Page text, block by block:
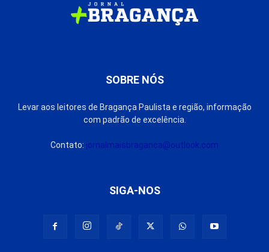
SOBRE NÓS
Levar aos leitores de Bragança Paulista e região, informação
com padrão de excelência.
Contato: jornalmaisbraganca@outlook.com
SIGA-NOS